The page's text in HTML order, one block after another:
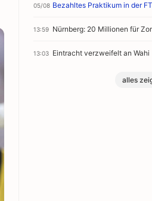
05/08 Bezahltes Praktikum in der
13:59 Nürnberg: 20 Millionen für
13:03 Eintracht verzweifelt an Wahi
alles